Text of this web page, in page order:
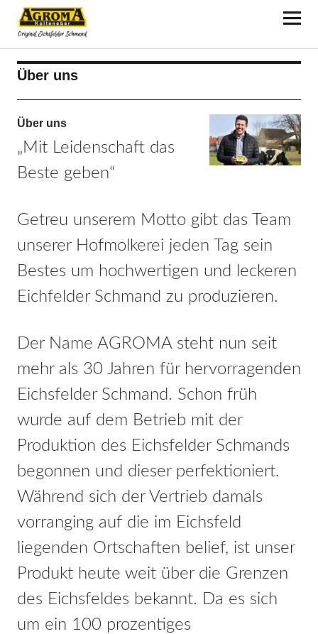
Schmandliebe
Über uns
Über uns
„Mit Leidenschaft das
Beste geben“
Getreu unserem Motto gibt das Team
unserer Hofmolkerei jeden Tag sein
Bestes um hochwertigen und leckeren
Eichfelder Schmand zu produzieren.
Der Name AGROMA steht nun seit
mehr als 30 Jahren für hervorragenden
Eichsfelder Schmand. Schon früh
wurde auf dem Betrieb mit der
Produktion des Eichsfelder Schmands
begonnen und dieser perfektioniert.
Während sich der Vertrieb damals
vorranging auf die im Eichsfeld
liegenden Ortschaften belief, ist unser
Produkt heute weit über die Grenzen
des Eichsfeldes bekannt. Da es sich
um ein 100 prozentiges